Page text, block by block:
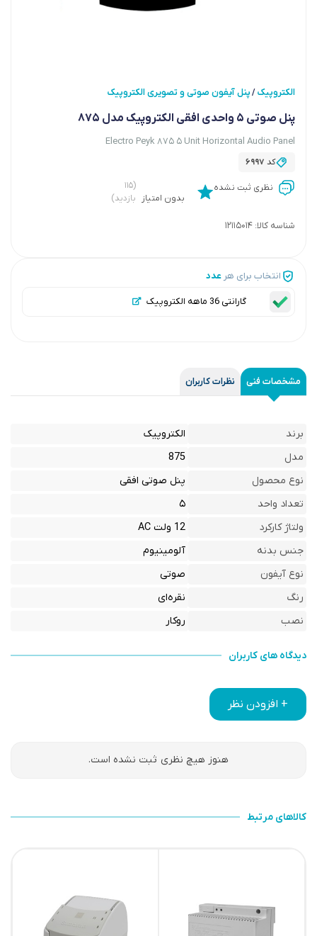
الکتروپیک/پنل آیفون صوتی و تصویری الکتروپیک
پنل صوتی ۵ واحدی افقی الکتروپیک مدل 875
Electro Peyk 875 5 Unit Horizontal Audio Panel
کد 6997
نظری ثبت نشده
بدون امتیاز
(۱۱۵
بازدید)
شناسه کالا: 12115014
انتخاب برای هر عدد
گارانتی 36 ماهه الکتروپیک
مشخصات فنی نظرات کاربران
برند
الکتروپیک
مدل
875
نوع محصول
پنل صوتی افقی
تعداد واحد
۵
ولتاژ کارکرد
12 ولت AC
جنس بدنه
آلومینیوم
نوع آیفون
صوتی
رنگ
نقره‌ای
نصب
روکار
دیدگاه های کاربران
+ افزودن نظر
هنوز هیچ نظری ثبت نشده است.
کالاهای مرتبط